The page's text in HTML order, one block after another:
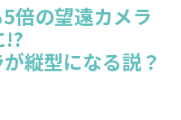
倍の望遠カメラ
!?
縦型になる説？